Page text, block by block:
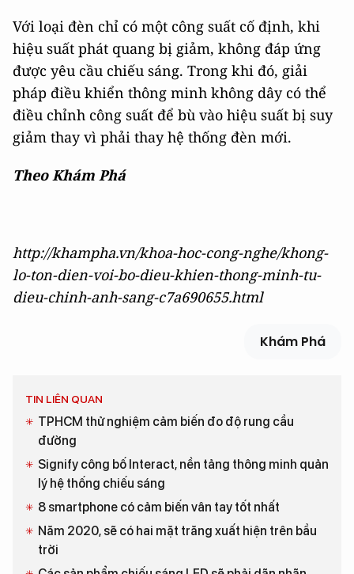
Với loại đèn chỉ có một công suất cố định, khi
hiệu suất phát quang bị giảm, không đáp ứng
được yêu cầu chiếu sáng. Trong khi đó, giải
pháp điều khiển thông minh không dây có thể
điều chỉnh công suất để bù vào hiệu suất bị suy
giảm thay vì phải thay hệ thống đèn mới.
Theo Khám Phá
http://khampha.vn/khoa-hoc-cong-nghe/khong-
lo-ton-dien-voi-bo-dieu-khien-thong-minh-tu-
dieu-chinh-anh-sang-c7a690655.html
Khám Phá
TIN LIÊN QUAN
TPHCM thử nghiệm cảm biến đo độ rung cầu
đường
Signify công bố Interact, nền tảng thông minh quản
lý hệ thống chiếu sáng
8 smartphone có cảm biến vân tay tốt nhất
Năm 2020, sẽ có hai mặt trăng xuất hiện trên bầu
trời